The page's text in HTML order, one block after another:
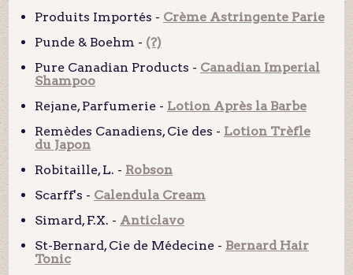
Produits Importés - Crème Astringente Parie
Punde & Boehm - (?)
Pure Canadian Products - Canadian Imperial
Shampoo
Rejane, Parfumerie - Lotion Après la Barbe
Remèdes Canadiens, Cie des - Lotion Trèfle
du Japon
Robitaille, L. - Robson
Scarff's - Calendula Cream
Simard, F.X. - Anticlavo
St-Bernard, Cie de Médecine - Bernard Hair
Tonic